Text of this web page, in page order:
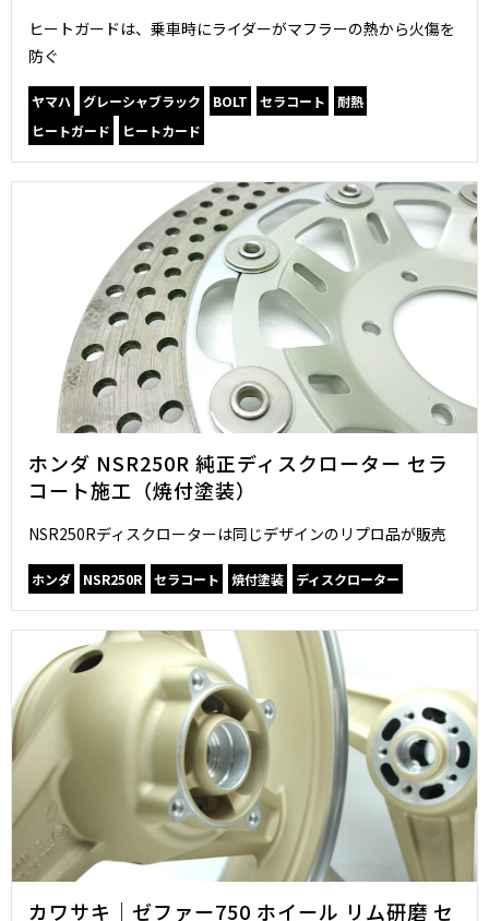
ヒートガードは、乗車時にライダーがマフラーの熱から火傷を
防ぐ
ヤマハ グレーシャブラック BOLT セラコート
耐熱
ヒートガード
ヒートカード
ホンダ NSR250R 純正ディスクローター セラ
コート施工（焼付塗装）
NSR250Rディスクローターは同じデザインのリプロ品が販売
ホンダ NSR250R セラコート 焼付塗装 ディスクローター
カワサキ｜ゼファー750 ホイール リム研磨 セ